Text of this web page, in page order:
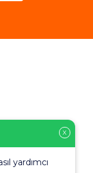
X
yardımcı